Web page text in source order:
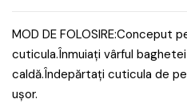
MOD DE FOLOSIRE:Conceput
cuticula.Înmuiați vârful
caldă.Îndepărtați cuticula de
ușor.